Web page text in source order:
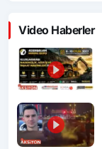
Video Haberler